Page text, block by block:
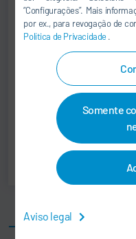
“Configurações”. Mais
por ex., para revogação de
Política de Privacidade .
Somente
Aviso legal
Print
Share